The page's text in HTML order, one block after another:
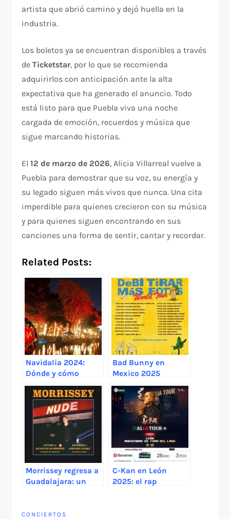
artista que abrió camino y dejó huella en la
industria.
Los boletos ya se encuentran disponibles a través
deTicketstar, por lo que se recomienda
adquirirlos con anticipación ante la alta
expectativa que ha generado el anuncio. Todo
está listo para que Puebla viva una noche
cargada de emoción, recuerdos y música que
sigue marcando historias.
El12 de marzo de 2026, Alicia Villarreal vuelve a
Puebla para demostrar que su voz, su energía y
su legado siguen más vivos que nunca. Una cita
imperdible para quienes crecieron con su música
y para quienes siguen encontrando en sus
canciones una forma de sentir, cantar y recordar.
Related Posts:
Navidalia 2024:
Dónde y cómo
adquirir tus boletos
Bad Bunny en
Mexico 2025
Morrissey regresa a
Guadalajara: un
británico
C-Kan en León
2025: el rap
CONCIERTOS